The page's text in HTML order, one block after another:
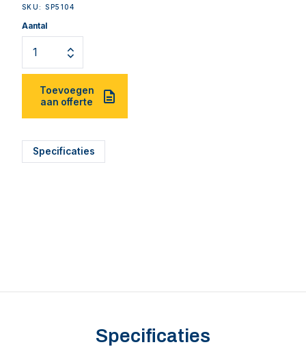
SKU: SP5104
Aantal
Toevoegen
aan offerte
Specificaties
Specificaties